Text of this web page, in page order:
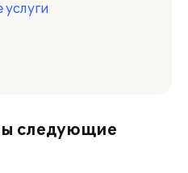
следующие